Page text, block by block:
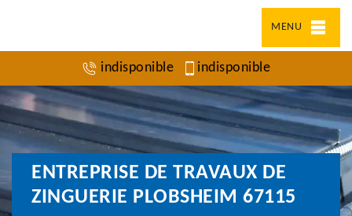
MENU
indisponible indisponible
ENTREPRISE DE TRAVAUX DE
ZINGUERIE PLOBSHEIM 67115